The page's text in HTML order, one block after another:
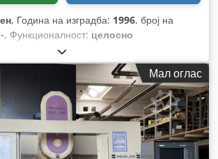
, Година на изградба: 1996, број на
-, Функционалност: целосно
, работни часови:
120 A, влезна фреквенција:50 Hz, тип
, растојание на движење на Х-
, движење по оската Y:12.000 мм,
Z-оска:400 мм, максимална
парче:2.000 мм, број на оски:3,
кг, година на последниот генерален
Мал оглас